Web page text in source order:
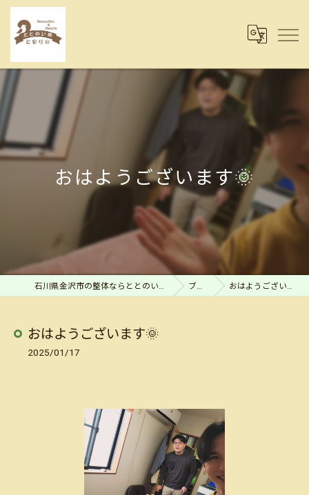
おはようございます🌞
石川県金沢市の整体ならととのい処とまり木 ブログ おはようございます🌞
おはようございます🌞
2025/01/17